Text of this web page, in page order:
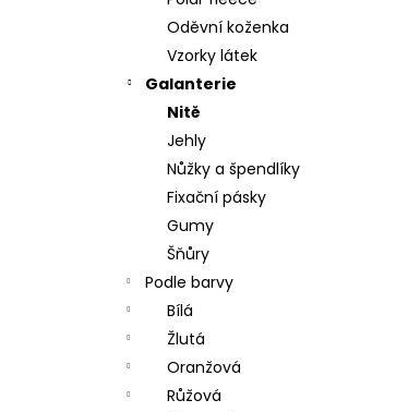
Oděvní koženka
Vzorky látek
Galanterie
Nitě
Jehly
Nůžky a špendlíky
Fixační pásky
Gumy
Šňůry
Podle barvy
Bílá
Žlutá
Oranžová
Růžová